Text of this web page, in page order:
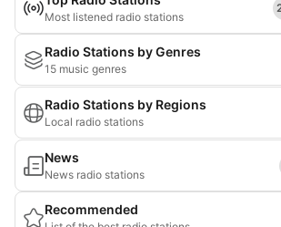
Most listened radio stations
Radio Stations by Genres
15 music genres
Radio Stations by Regions
Local radio stations
News
News radio stations
Recommended